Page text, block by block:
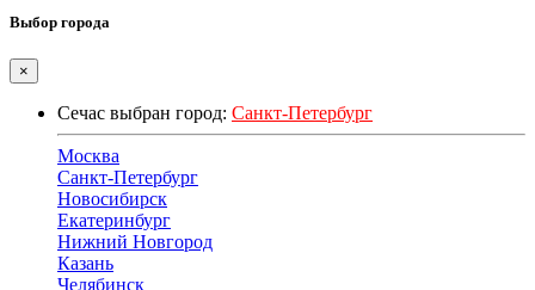
Выбор города
×
Сечас выбран город: Санкт-Петербург
Москва
Санкт-Петербург
Новосибирск
Екатеринбург
Нижний Новгород
Казань
Челябинск